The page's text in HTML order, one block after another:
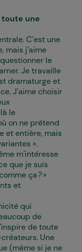
toute une
C’est une
mais j’aime
le
Je travaille
dramaturge et
J’aime choisir
le
on ne prétend
et entière, mais
».
m’intéresse
que je suis
ça ? »
et
qui
de
de toute
Une
(même si je ne